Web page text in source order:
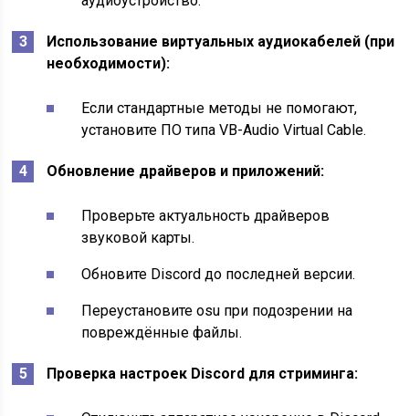
Использование виртуальных аудиокабелей (при
необходимости):
Если стандартные методы не помогают,
установите ПО типа VB-Audio Virtual Cable.
Обновление драйверов и приложений:
Проверьте актуальность драйверов
звуковой карты.
Обновите Discord до последней версии.
Переустановите osu при подозрении на
повреждённые файлы.
Проверка настроек Discord для стриминга: